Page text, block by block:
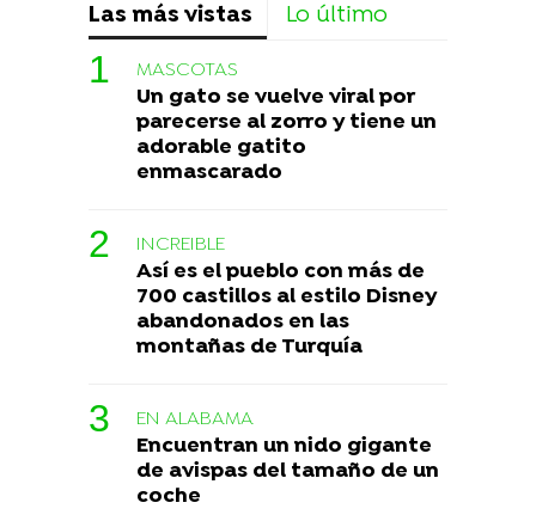
Las más vistas Lo último
MASCOTAS
Un gato se vuelve viral por
parecerse al zorro y tiene un
adorable gatito
enmascarado
INCREIBLE
Así es el pueblo con más de
700 castillos al estilo Disney
abandonados en las
montañas de Turquía
EN ALABAMA
Encuentran un nido gigante
de avispas del tamaño de un
coche